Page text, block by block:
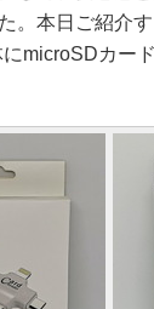
。本日ご紹介
microSDカー